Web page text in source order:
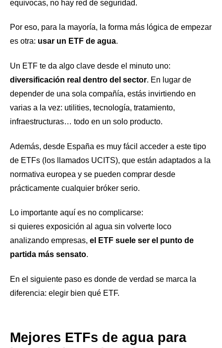
equivocas, no hay red de seguridad.
Por eso, para la mayoría, la forma más lógica de empezar
es otra: usar un ETF de agua.
Un ETF te da algo clave desde el minuto uno:
diversificación real dentro del sector. En lugar de
depender de una sola compañía, estás invirtiendo en
varias a la vez: utilities, tecnología, tratamiento,
infraestructuras… todo en un solo producto.
Además, desde España es muy fácil acceder a este tipo
de ETFs (los llamados UCITS), que están adaptados a la
normativa europea y se pueden comprar desde
prácticamente cualquier bróker serio.
Lo importante aquí es no complicarse:
si quieres exposición al agua sin volverte loco
analizando empresas, el ETF suele ser el punto de
partida más sensato.
En el siguiente paso es donde de verdad se marca la
diferencia: elegir bien qué ETF.
Mejores ETFs de agua para